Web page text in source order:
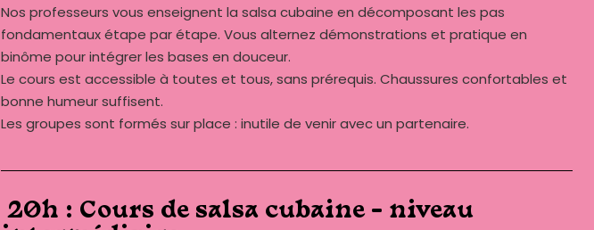
Nos professeurs vous enseignent la salsa cubaine en décomposant les pas
fondamentaux étape par étape. Vous alternez démonstrations et pratique en
binôme pour intégrer les bases en douceur.
Le cours est accessible à toutes et tous, sans prérequis. Chaussures confortables et
bonne humeur suffisent.
Les groupes sont formés sur place : inutile de venir avec un partenaire.
20h : Cours de salsa cubaine – niveau